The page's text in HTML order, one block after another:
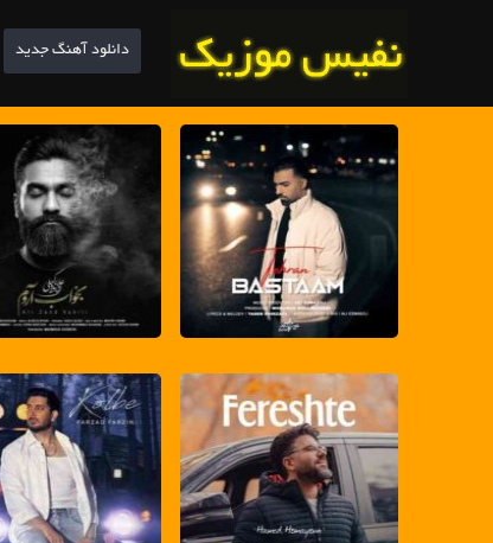
دانلود آهنگ جدید